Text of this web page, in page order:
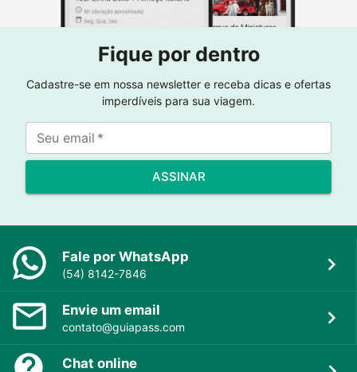
Fique por dentro
Cadastre-se em nossa newsletter e receba dicas e ofertas
imperdíveis para sua viagem.
Seu email *
ASSINAR
Fale por WhatsApp
(54) 8142-7846
Envie um email
contato@guiapass.com
Chat online